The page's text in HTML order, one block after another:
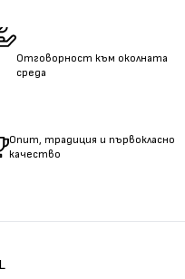
Отговорност към околната
среда
Опит, традиция и първокласно
качество